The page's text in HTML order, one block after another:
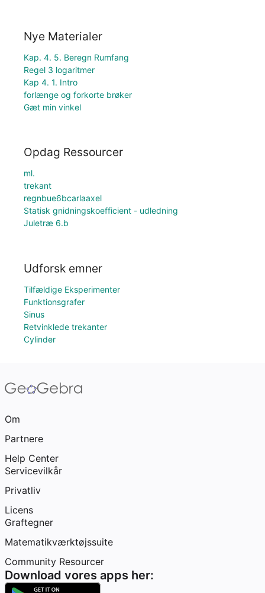
Nye Materialer
Kap. 4. 5. Beregn Rumfang
Regel 3 logaritmer
Kap 4. 1. Intro
forlænge og forkorte brøker
Gæt min vinkel
Opdag Ressourcer
ml.
trekant
regnbue6bcarlaaxel
Statisk gnidningskoefficient - udledning
Juletræ 6.b
Udforsk emner
Tilfældige Eksperimenter
Funktionsgrafer
Sinus
Retvinklede trekanter
Cylinder
Om
Partnere
Help Center
Servicevilkår
Privatliv
Licens
Graftegner
Matematikværktøjssuite
Community Resourcer
Download vores apps her: